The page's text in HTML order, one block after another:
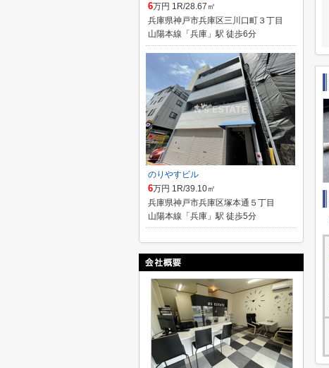
6万円 1R/28.67㎡
兵庫県神戸市兵庫区三川口町３丁目
山陽本線「兵庫」駅 徒歩6分
のりやすビル
6万円 1R/39.10㎡
兵庫県神戸市兵庫区塚本通５丁目
山陽本線「兵庫」駅 徒歩5分